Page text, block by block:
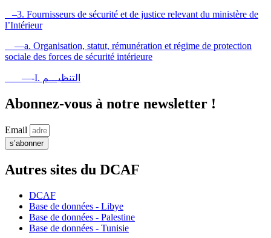
–3. Fournisseurs de sécurité et de justice relevant du ministère de
l’Intérieur
—a. Organisation, statut, rémunération et régime de protection
sociale des forces de sécurité intérieure
—-I. التنظيـــم
Abonnez-vous à notre newsletter !
Email
s’abonner
Autres sites du DCAF
DCAF
Base de données - Libye
Base de données - Palestine
Base de données - Tunisie